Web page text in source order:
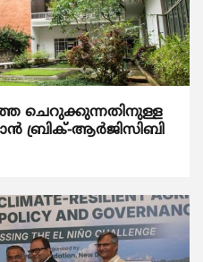
ചെറുക്കുന്നതിനുള്ള
ബ്രിക്-ആര്‍ജിസിബി